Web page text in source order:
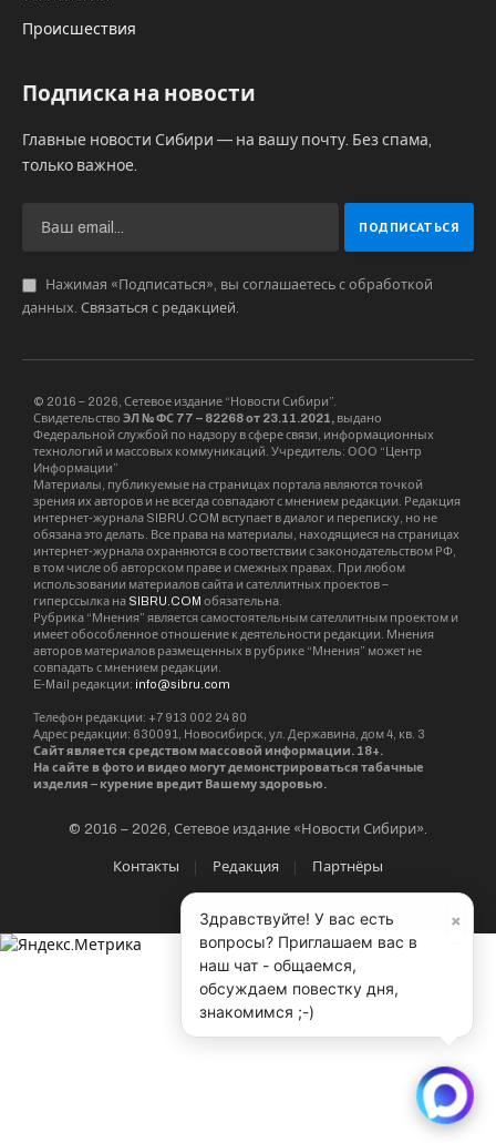
Происшествия
Подписка на новости
Главные новости Сибири — на вашу почту. Без спама,
только важное.
Нажимая «Подписаться», вы соглашаетесь с обработкой
данных. Связаться с редакцией.
© 2016 – 2026, Сетевое издание “Новости Сибири”.
Свидетельство ЭЛ № ФС 77 – 82268 от 23.11.2021, выдано
Федеральной службой по надзору в сфере связи, информационных
технологий и массовых коммуникаций. Учредитель: ООО “Центр
Информации”
Материалы, публикуемые на страницах портала являются точкой
зрения их авторов и не всегда совпадают с мнением редакции. Редакция
интернет-журнала SIBRU.COM вступает в диалог и переписку, но не
обязана это делать. Все права на материалы, находящиеся на страницах
интернет-журнала охраняются в соответствии с законодательством РФ,
в том числе об авторском праве и смежных правах. При любом
использовании материалов сайта и сателлитных проектов –
гиперссылка на SIBRU.COM обязательна.
Рубрика “Мнения” является самостоятельным сателлитным проектом и
имеет обособленное отношение к деятельности редакции. Мнения
авторов материалов размещенных в рубрике “Мнения” может не
совпадать с мнением редакции.
E-Mail редакции: info@sibru.com
Телефон редакции: +7 913 002 24 80
Адрес редакции: 630091, Новосибирск, ул. Державина, дом 4, кв. 3
Сайт является средством массовой информации. 18+.
На сайте в фото и видео могут демонстрироваться табачные
изделия – курение вредит Вашему здоровью.
© 2016 – 2026, Сетевое издание «Новости Сибири».
Контакты Редакция Партнёры
×
Здравствуйте! У вас есть
вопросы? Приглашаем вас в
наш чат - общаемся,
обсуждаем повестку дня,
знакомимся ;-)